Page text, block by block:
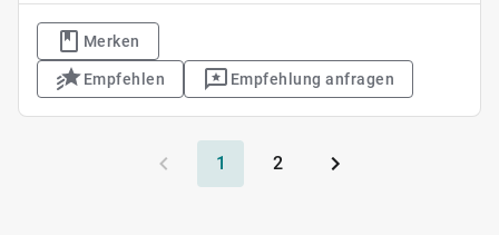
Merken
Empfehlen Empfehlung anfragen
1 2